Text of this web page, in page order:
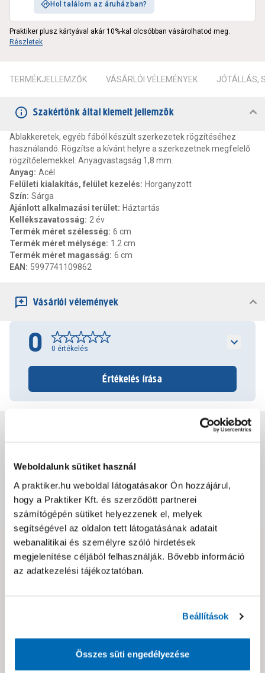
Weboldalunk sütiket használ
A praktiker.hu weboldal látogatásakor Ön hozzájárul,
hogy a Praktiker Kft. és szerződött partnerei
számítógépén sütiket helyezzenek el, melyek
segítségével az oldalon tett látogatásának adatait
webanalitikai és személyre szóló hirdetések
megjelenítése céljából felhasználják. Bővebb információ
az adatkezelési tájékoztatóban.
Beállítások
Összes süti engedélyezése
Hol találom az áruházban?
Praktiker plusz kártyával akár 10%-kal olcsóbban vásárolhatod meg.
Részletek
TERMÉKJELLEMZŐK VÁSÁRLÓI VÉLEMÉNYEK JÓTÁLLÁS,
Szakértőnk által kiemelt jellemzők
Ablakkeretek, egyéb fából készült szerkezetek rögzítéséhez
használandó. Rögzítse a kívánt helyre a szerkezetnek megfelelő
rögzítőelemekkel. Anyagvastagság 1,8 mm.
Anyag: Acél
Felületi kialakítás, felület kezelés: Horganyzott
Szín: Sárga
Ajánlott alkalmazási terület: Háztartás
Kellékszavatosság: 2 év
Termék méret szélesség: 6 cm
Termék méret mélysége: 1.2 cm
Termék méret magasság: 6 cm
EAN : 5997741109862
Vásárlói vélemények
0 0 értékelés
Értékelés írása
Csomagolási és súly információk
Dokumentumok, felelős személy
Hibát találtál az oldalon vagy a termék leírásában?
Kérjük jelezd nekünk!